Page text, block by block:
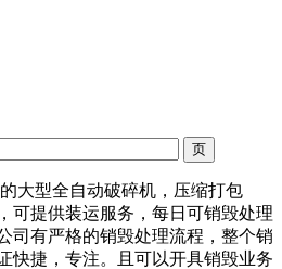
大型全自动破碎机，压缩打包
可提供装运服务，每日可销毁处理
司有严格的销毁处理流程，整个销
快捷，专注。且可以开具销毁业务